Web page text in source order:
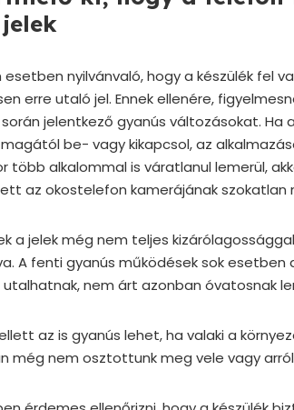
jelek
esetben nyilvánvaló, hogy a készülék fel
erre utaló jel. Ennek ellenére,
jelentkező gyanús változásokat.
magától be- vagy kikapcsol, az
több alkalommal is váratlanul lemerül,
az okostelefon kamerájának
a jelek még nem teljes
A fenti gyanús működések sok esetben
nem árt azonban óvatosnak
az is gyanús lehet, ha valaki a
még nem osztottunk meg vele vagy